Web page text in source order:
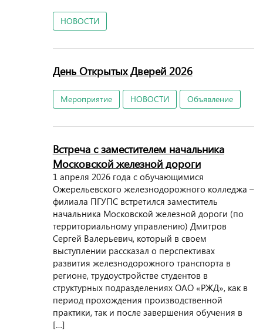
НОВОСТИ
День Открытых Дверей 2026
Мероприятие НОВОСТИ Объявление
Встреча с заместителем начальника
Московской железной дороги
1 апреля 2026 года с обучающимися
Ожерельевского железнодорожного колледжа –
филиала ПГУПС встретился заместитель
начальника Московской железной дороги (по
территориальному управлению) Дмитров
Сергей Валерьевич, который в своем
выступлении рассказал о перспективах
развития железнодорожного транспорта в
регионе, трудоустройстве студентов в
структурных подразделениях ОАО «РЖД», как в
период прохождения производственной
практики, так и после завершения обучения в
[…]